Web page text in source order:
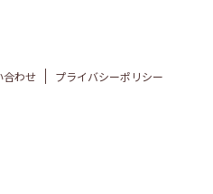
合わせ プライバシーポリシー